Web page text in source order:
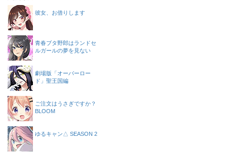
彼女、お借りします
青春ブタ野郎はランドセ
ルガールの夢を見ない
劇場版「オーバーロー
ド」聖王国編
ご注文はうさぎですか？
BLOOM
ゆるキャン△ SEASON 2